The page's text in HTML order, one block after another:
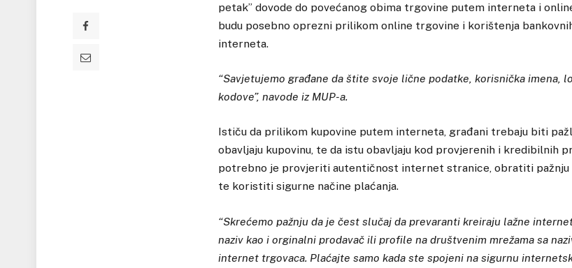
petak” dovode do povećanog obima trgovine putem interneta i
budu posebno oprezni prilikom online trgovine i korištenja
interneta.
“Savjetujemo građane da štite svoje lične podatke, korisnička imena,
kodove”, navode iz MUP-a.
Ističu da prilikom kupovine putem interneta, građani trebaju biti
obavljaju kupovinu, te da istu obavljaju kod provjerenih i kredibilnih
potrebno je provjeriti autentičnost internet stranice, obratiti pažnju
te koristiti sigurne načine plaćanja.
“Skrećemo pažnju da je čest slučaj da prevaranti kreiraju lažne
naziv kao i orginalni prodavač ili profile na društvenim mrežama sa
internet trgovaca. Plaćajte samo kada ste spojeni na sigurnu